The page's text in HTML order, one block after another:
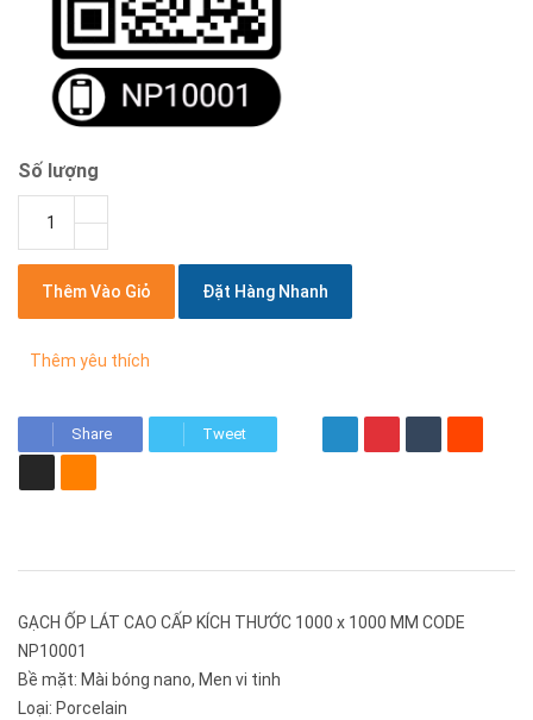
Số lượng
Thêm Vào Giỏ Đặt Hàng Nhanh
Thêm yêu thích
Share Tweet
GẠCH ỐP LÁT CAO CẤP KÍCH THƯỚC 1000 x 1000 MM CODE
NP10001
Bề mặt: Mài bóng nano, Men vi tinh
Loại: Porcelain